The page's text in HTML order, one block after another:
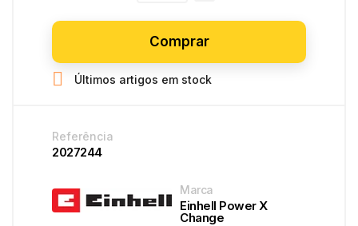
Comprar
 Últimos artigos em stock
Referência
2027244
Marca
Einhell Power X
Change